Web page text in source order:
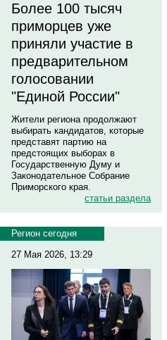
Более 100 тысяч
приморцев уже
приняли участие в
предварительном
голосовании
"Единой России"
Жители региона продолжают
выбирать кандидатов, которые
представят партию на
предстоящих выборах в
Государственную Думу и
Законодательное Собрание
Приморского края.
статьи раздела
Регион сегодня
27 Мая 2026, 13:29